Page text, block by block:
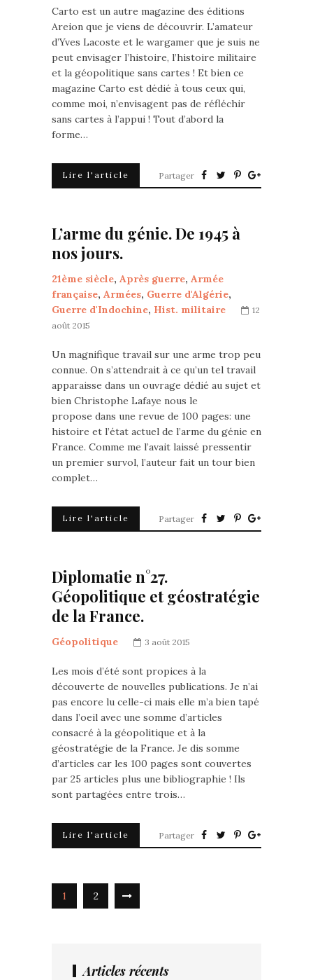
Carto est un autre magazine des éditions
Areion que je viens de découvrir. L’amateur
d’Yves Lacoste et le wargamer que je suis ne
peut envisager l’histoire, l’histoire militaire
et la géopolitique sans cartes ! Et bien ce
magazine Carto est dédié à tous ceux qui,
comme moi, n’envisagent pas de réfléchir
sans cartes à l’appui ! Tout d’abord la
forme…
Lire l'article Partager
L’arme du génie. De 1945 à
nos jours.
21ème siècle, Après guerre, Armée
française, Armées, Guerre d'Algérie,
Guerre d'Indochine, Hist. militaire
12
août 2015
Un magnifique travail sur une arme trop peu
connue. On s’attendrait à ce qu’un tel travail
apparaisse dans un ouvrage dédié au sujet et
bien Christophe Lafaye nous le
propose dans une revue de 100 pages: une
histoire et l’état actuel de l’arme du génie en
France. Comme me l’avait laissé pressentir
un premier survol, l’auteur fait un tour bien
complet…
Lire l'article Partager
Diplomatie n°27.
Géopolitique et géostratégie
de la France.
Géopolitique 3 août 2015
Les mois d’été sont propices à la
découverte de nouvelles publications. Je n’ai
pas encore lu celle-ci mais elle m’a bien tapé
dans l’oeil avec une somme d’articles
consacré à la géopolitique et à la
géostratégie de la France. Je dis somme
d’articles car les 100 pages sont couvertes
par 25 articles plus une bibliographie ! Ils
sont partagées entre trois…
Lire l'article Partager
1 2
Articles récents